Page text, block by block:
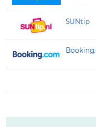
SUNtip